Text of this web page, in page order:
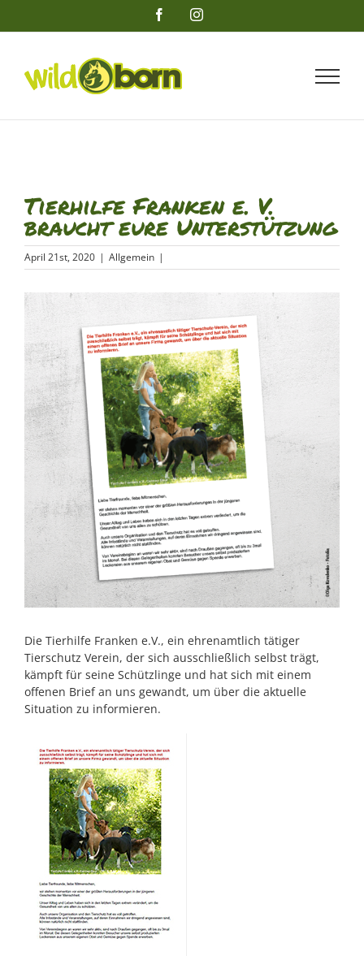
FacebookInstagram
Tierhilfe Franken e. V.
braucht eure Unterstützung
April 21st, 2020 | Allgemein |
Die Tierhilfe Franken e.V., ein ehrenamtlich tätiger
Tierschutz Verein, der sich ausschließlich selbst trägt,
kämpft für seine Schützlinge und hat sich mit einem
offenen Brief an uns gewandt, um über die aktuelle
Situation zu informieren.